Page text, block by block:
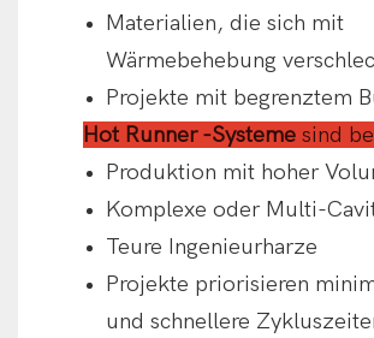
Materialien, die sich mit
Wärmebehebung
Projekte mit begrenztem
Hot Runner -Systeme sind
Produktion mit hoher
Komplexe oder Multi-
Teure Ingenieurharze
Projekte priorisieren
und schnellere